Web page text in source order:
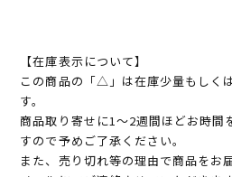
【在庫表示について】
この商品の「△」は在庫少量もしく
す。
商品取り寄せに1～2週間ほどお時間
すので予めご了承ください。
また、売り切れ等の理由で商品をお